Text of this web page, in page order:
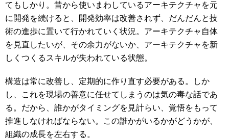
てもしかり。昔から使いまわしているアーキテクチャを元
に開発を続けると、開発効率は改善されず、だんだんと技
術の進歩に置いて行かれていく状況。アーキテクチャ自体
を見直したいが、その余力がないか、アーキテクチャを新
しくつくるスキルが失われている状態。
構造は常に改善し、定期的に作り直す必要がある。しか
し、これを現場の善意に任せてしまうのは気の毒な話であ
る。だから、誰かがタイミングを見計らい、覚悟をもって
推進しなければならない。この誰かがいるかがどうかが、
組織の成長を左右する。